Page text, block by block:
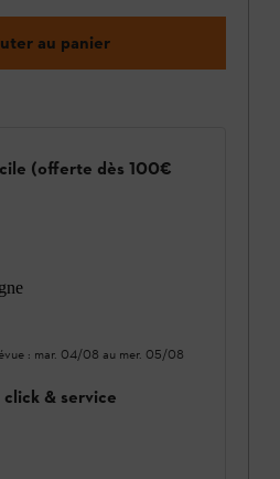
au panier
(offerte dès 100€
: mar. 04/08 au mer. 05/08
& service